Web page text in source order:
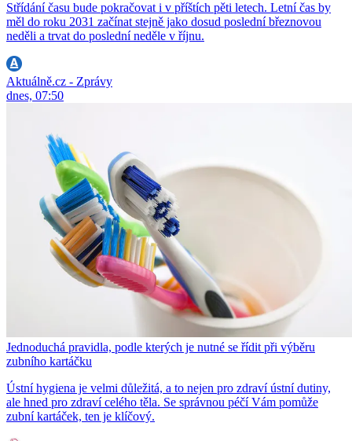
Střídání času bude pokračovat i v příštích pěti letech. Letní čas by
měl do roku 2031 začínat stejně jako dosud poslední březnovou
neděli a trvat do poslední neděle v říjnu.
Aktuálně.cz - Zprávy
dnes, 07:50
Jednoduchá pravidla, podle kterých je nutné se řídit při výběru
zubního kartáčku
Ústní hygiena je velmi důležitá, a to nejen pro zdraví ústní dutiny,
ale hned pro zdraví celého těla. Se správnou péčí Vám pomůže
zubní kartáček, ten je klíčový.